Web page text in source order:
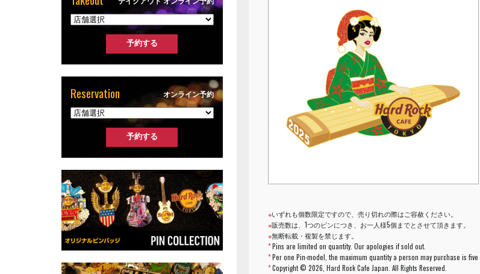
※いずれも個数限定ですので、売り切れの際はご容赦ください。
※販売数は、1つのピンにつき、お一人様5個までとさせて頂きます。
※無断転載・複製を禁じます。
*Pins are limited on quantity. Our apologies if sold out.
*Per one Pin-model, the maximum quantity a person may purchase is five
*Copyright ©2026, Hard Rock Cafe Japan. All Rights Reserved.
Reservation オンライン予約